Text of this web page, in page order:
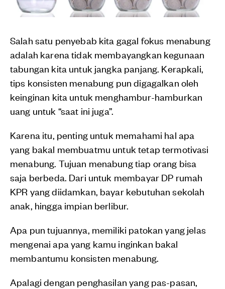
Salah satu penyebab kita gagal fokus menabung
adalah karena tidak membayangkan kegunaan
tabungan kita untuk jangka panjang. Kerapkali,
tips konsisten menabung pun digagalkan oleh
keinginan kita untuk menghambur-hamburkan
uang untuk “saat ini juga”.
Karena itu, penting untuk memahami hal apa
yang bakal membuatmu untuk tetap termotivasi
menabung. Tujuan menabung tiap orang bisa
saja berbeda. Dari untuk membayar DP rumah
KPR yang diidamkan, bayar kebutuhan sekolah
anak, hingga impian berlibur.
Apa pun tujuannya, memiliki patokan yang jelas
mengenai apa yang kamu inginkan bakal
membantumu konsisten menabung.
Apalagi dengan penghasilan yang pas-pasan,